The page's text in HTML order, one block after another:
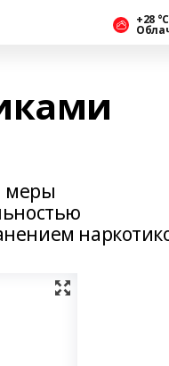
+28 °С
меры